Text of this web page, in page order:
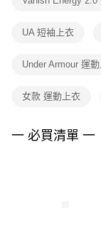
１．透過由恩沛科技
權轉讓予恩沛科技股
３．未成年的使用者
４．使用「AFTEE先
UA 短袖上衣
Under Armour 運
女款 運動上衣
一 必買清單 一